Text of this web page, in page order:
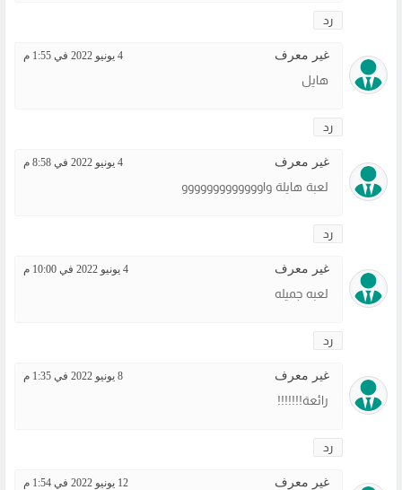
رد
غير معرف 4 يونيو 2022 في 1:55 م
هايل
رد
غير معرف 4 يونيو 2022 في 8:58 م
لعبة هايلة واووووووووووووو
رد
غير معرف 4 يونيو 2022 في 10:00 م
لعبه جميله
رد
غير معرف 8 يونيو 2022 في 1:35 م
رائعة!!!!!!!
رد
غير معرف 12 يونيو 2022 في 1:54 م